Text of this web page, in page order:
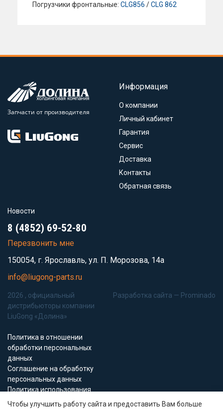
Погрузчики фронтальные: CLG856 /CLG 862
Запчасти от производителя
Информация
О компании
Личный кабинет
Гарантия
Сервис
Доставка
Контакты
Обратная связь
Новости
8 (4852) 69-52-80
Перезвонить мне
150054, г. Ярославль, ул. П. Морозова, 14а
info@liugong-parts.ru
2026 , официальный
дистрибьюторы компании
LiuGong «Долина»
Политика в отношении
обработки персональных
данных
Соглашение на обработку
персональных данных
Политика использования
Cookie-файлов
Разработка сайта — Prominado
Чтобы улучшить работу сайта и предоставить Вам больше